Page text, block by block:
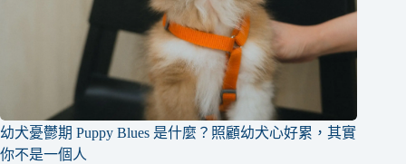
幼犬憂鬱期 Puppy Blues 是什麼？照顧幼犬心好累，其實
你不是一個人